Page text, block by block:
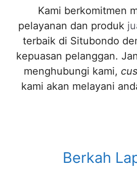
Kami berkomitmen
pelayanan dan produk
terbaik di Situbondo
kepuasan pelanggan.
menghubungi kami,
kami akan melayani
Berkah